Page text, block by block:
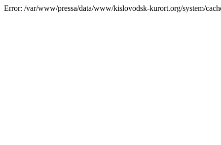
Error: /var/www/pressa/data/www/kislovodsk-kurort.org/system/